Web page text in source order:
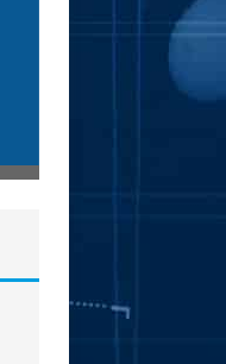
erneut vom IS-
etablierten
Terror-Webseite